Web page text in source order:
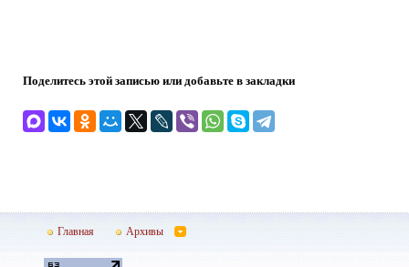
Поделитесь этой записью или добавьте в закладки
Главная Архивы